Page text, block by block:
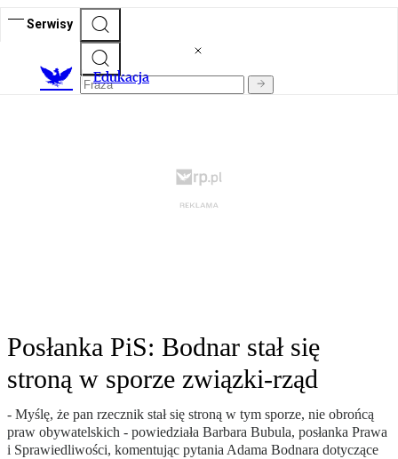
Serwisy
Edukacja
Posłanka PiS: Bodnar stał się
stroną w sporze związki-rząd
- Myślę, że pan rzecznik stał się stroną w tym sporze, nie obrońcą
praw obywatelskich - powiedziała Barbara Bubula, posłanka Prawa
i Sprawiedliwości, komentując pytania Adama Bodnara dotyczące